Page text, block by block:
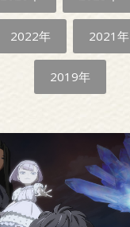
2022年 2021年
2019年